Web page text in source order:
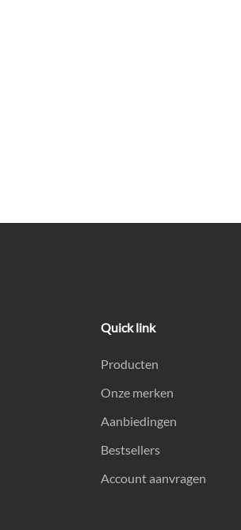
Quick link
Producten
Onze merken
Aanbiedingen
Bestsellers
Account aanvragen